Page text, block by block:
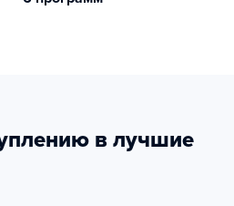
в лучшие